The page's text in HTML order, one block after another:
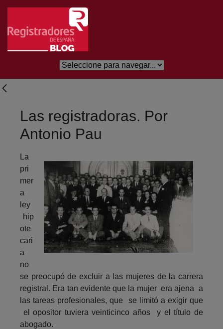
Eduki nagusira joan
Las registradoras. Por
Antonio Pau
La
pri
mer
a
ley
hip
ote
cari
a
no
se preocupó de excluir a las mujeres de la carrera
registral. Era tan evidente que la mujer era ajena a
las tareas profesionales, que se limitó a exigir que
el opositor tuviera veinticinco años y el título de
abogado.